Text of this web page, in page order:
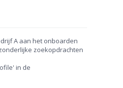
A aan het onboarden
zoekopdrachten
in de